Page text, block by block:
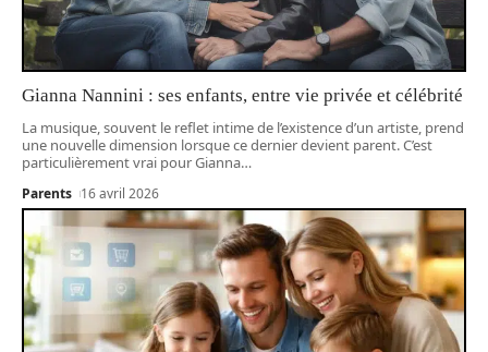
Gianna Nannini : ses enfants, entre vie privée et célébrité
La musique, souvent le reflet intime de l’existence d’un artiste, prend
une nouvelle dimension lorsque ce dernier devient parent. C’est
particulièrement vrai pour Gianna…
Parents 16 avril 2026